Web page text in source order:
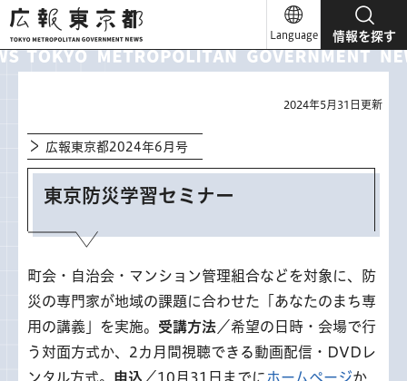
広報東京都
Language 情報を探す
2024年5月31日更新
広報東京都2024年6月号
東京防災学習セミナー
町会・自治会・マンション管理組合などを対象に、防
災の専門家が地域の課題に合わせた「あなたのまち専
用の講義」を実施。 受講方法 ／希望の日時・会場で行
う対面方式か、2カ月間視聴できる動画配信・DVDレ
ンタル方式。
申込 ／10月31日までに ホームページか